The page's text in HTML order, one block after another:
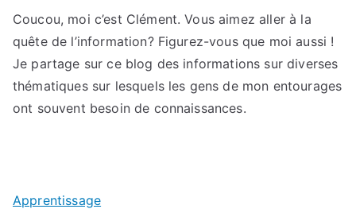
Coucou, moi c’est Clément. Vous aimez aller à la
quête de l’information? Figurez-vous que moi aussi !
Je partage sur ce blog des informations sur diverses
thématiques sur lesquels les gens de mon entourages
ont souvent besoin de connaissances.
Apprentissage